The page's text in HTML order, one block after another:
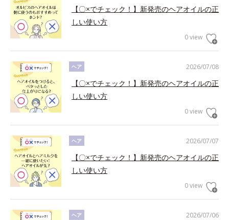
【〇×でチェック！】新発売のヘアオイルの正
しい使い方
0 view
2026/07/08
ヘア
【〇×でチェック！】新発売のヘアオイルの正
しい使い方
0 view
2026/07/07
ヘア
【〇×でチェック！】新発売のヘアオイルの正
しい使い方
0 view
2026/07/06
ヘア